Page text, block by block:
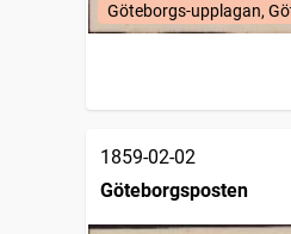
Göteborgs-upplagan,
1859-02-02
Göteborgsposten